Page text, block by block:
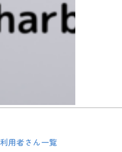
利用者さん一覧